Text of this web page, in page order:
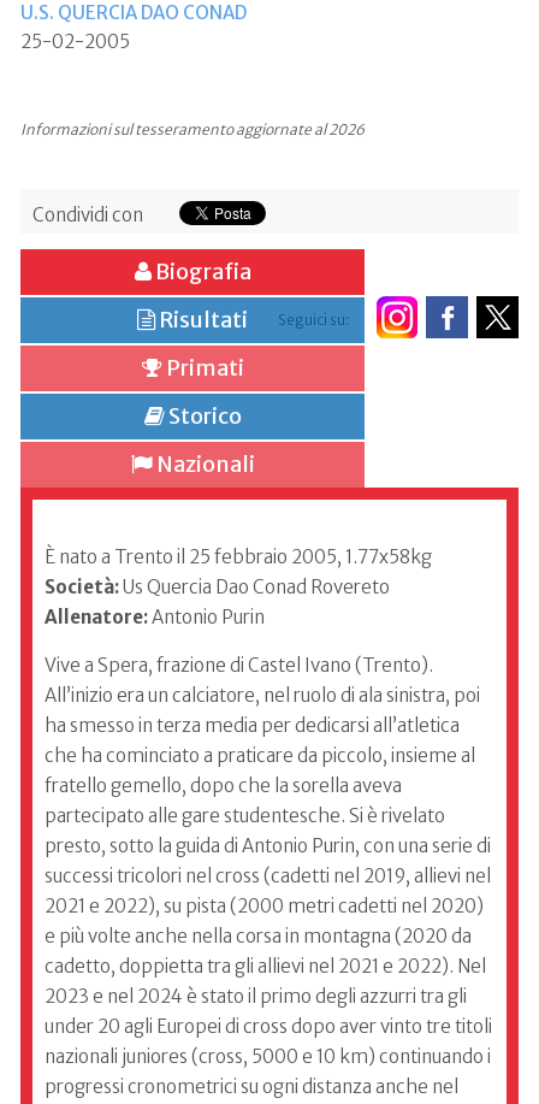
U.S. QUERCIA DAO CONAD
25-02-2005
Informazioni sul tesseramento aggiornate al 2026
Condividi con
Seguici su:
Biografia
Risultati
Primati
Storico
Nazionali
È nato a Trento il 25 febbraio 2005, 1.77x58kg
Società:Us Quercia Dao Conad Rovereto
Allenatore:Antonio Purin
Vive a Spera, frazione di Castel Ivano (Trento).
All’inizio era un calciatore, nel ruolo di ala sinistra, poi
ha smesso in terza media per dedicarsi all’atletica
che ha cominciato a praticare da piccolo, insieme al
fratello gemello, dopo che la sorella aveva
partecipato alle gare studentesche. Si è rivelato
presto, sotto la guida di Antonio Purin, con una serie di
successi tricolori nel cross (cadetti nel 2019, allievi nel
2021 e 2022), su pista (2000 metri cadetti nel 2020)
e più volte anche nella corsa in montagna (2020 da
cadetto, doppietta tra gli allievi nel 2021 e 2022). Nel
2023 e nel 2024 è stato il primo degli azzurri tra gli
under 20 agli Europei di cross dopo aver vinto tre titoli
nazionali juniores (cross, 5000 e 10 km) continuando i
progressi cronometrici su ogni distanza anche nel